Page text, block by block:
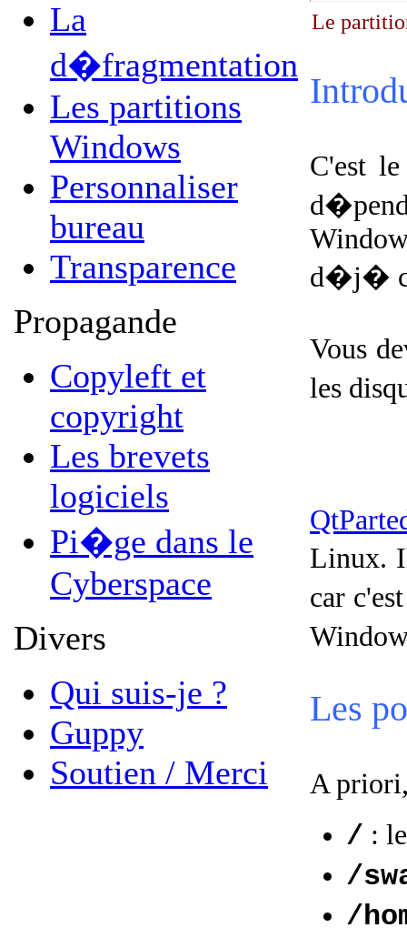
La
d�fragmentation
Les partitions
Windows
Personnaliser
bureau
Transparence
Propagande
Copyleft et
copyright
Les brevets
logiciels
Pi�ge dans le
Cyberspace
Divers
Qui suis-je ?
Guppy
Soutien / Merci
Le
C'est
d�j�
Vous
les
Linux.
car
Les
A
/ :
/
/